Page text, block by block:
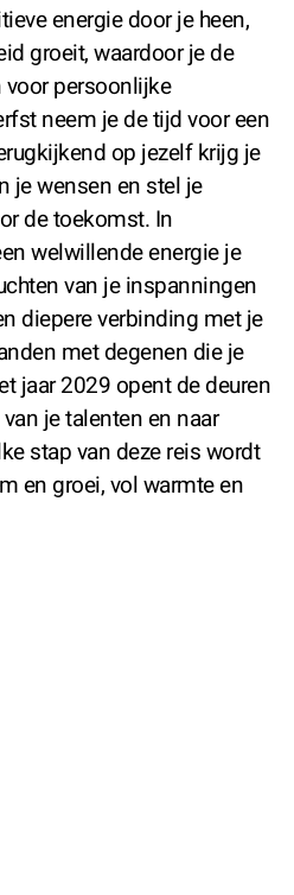
energie door je heen,
groeit, waardoor je de
persoonlijke
neem je de tijd voor een
op jezelf krijg je
je wensen en stel je
de toekomst. In
welwillende energie je
van je inspanningen
diepere verbinding met je
met degenen die je
jaar 2029 opent de deuren
je talenten en naar
stap van deze reis wordt
en groei, vol warmte en